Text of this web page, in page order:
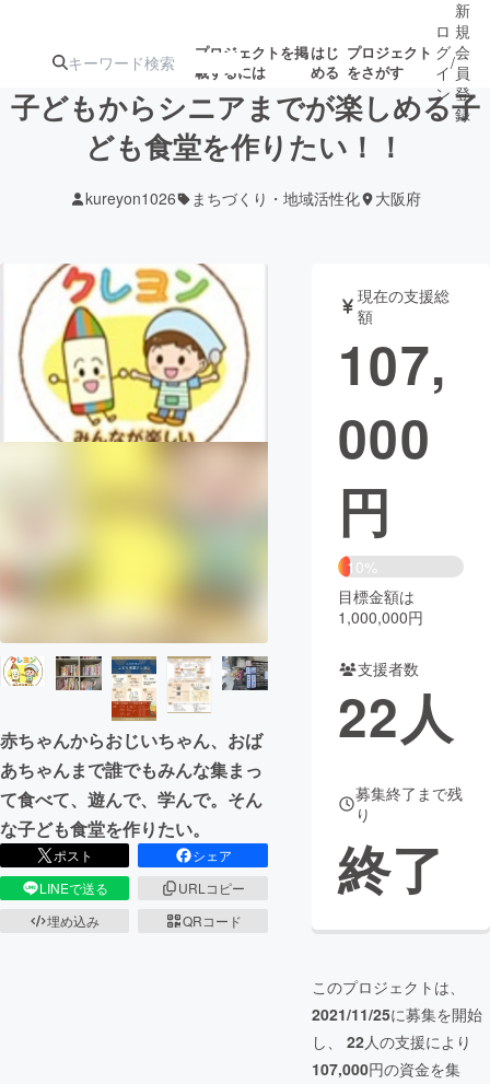
プロジェクトを掲
載するには
はじ
める
プロジェクト
をさがす
ターン
ジェクト
募集終了が近いプ
ロジェクト
もうすぐ公開
されます
アート・写真 音楽
テクノロジー・ガジェット ゲーム・サ
映像・映画
CAMPFIRE for Social Good
CAMPFIRE Creation
CAMPFIREふるさと納税
コミュニティ
ロ
グ
イ
ン
/
新
規
会
員
登
録
子どもからシニアまでが楽しめる子
ども食堂を作りたい！！
kureyon1026 まちづくり・地域活性化 大阪府
赤ちゃんからおじいちゃん、おば
あちゃんまで誰でもみんな集まっ
て食べて、遊んで、学んで。そん
な子ども食堂を作りたい。
ポスト
シェア
LINEで送る
URLコピー
埋め込み
QRコード
現在の支援総
額
107,
000
円
10%
目標金額は
1,000,000円
支援者数
22人
募集終了まで残
り
終了
このプロジェクトは、
2021/11/25に募集を開始
し、 22人の支援により
107,000円の資金を集